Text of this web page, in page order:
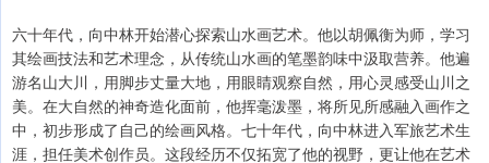
六十年代，向中林开始潜心探索山水画艺术。他以胡佩衡为师，学习
其绘画技法和艺术理念，从传统山水画的笔墨韵味中汲取营养。他遍
游名山大川，用脚步丈量大地，用眼睛观察自然，用心灵感受山川之
美。在大自然的神奇造化面前，他挥毫泼墨，将所见所感融入画作之
中，初步形成了自己的绘画风格。七十年代，向中林进入军旅艺术生
涯，担任美术创作员。这段经历不仅拓宽了他的视野，更让他在艺术